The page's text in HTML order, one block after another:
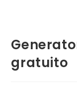
gratuito